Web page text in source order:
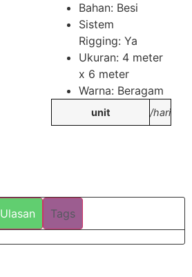
Bahan: Besi
Sistem
Rigging: Ya
Ukuran: 4 meter
x 6 meter
Warna: Beragam
unit /hari
Ulasan Tags